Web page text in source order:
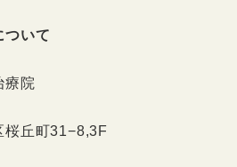
ついて
療院
桜丘町31−8,3F